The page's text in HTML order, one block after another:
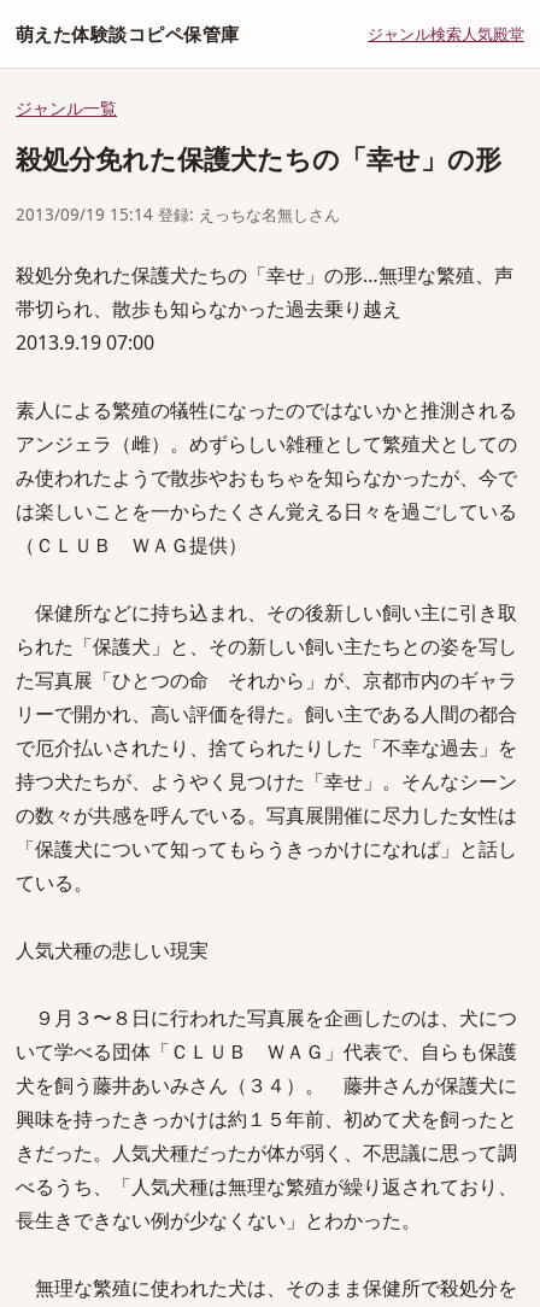
萌えた体験談コピペ保管庫 ジャンル検索人気殿堂
ジャンル一覧
殺処分免れた保護犬たちの「幸せ」の形
2013/09/19 15:14 登録: えっちな名無しさん
殺処分免れた保護犬たちの「幸せ」の形…無理な繁殖、声
帯切られ、散歩も知らなかった過去乗り越え
2013.9.19 07:00
素人による繁殖の犠牲になったのではないかと推測される
アンジェラ（雌）。めずらしい雑種として繁殖犬としての
み使われたようで散歩やおもちゃを知らなかったが、今で
は楽しいことを一からたくさん覚える日々を過ごしている
（ＣＬＵＢ ＷＡＧ提供）
保健所などに持ち込まれ、その後新しい飼い主に引き取
られた「保護犬」と、その新しい飼い主たちとの姿を写し
た写真展「ひとつの命 それから」が、京都市内のギャラ
リーで開かれ、高い評価を得た。飼い主である人間の都合
で厄介払いされたり、捨てられたりした「不幸な過去」を
持つ犬たちが、ようやく見つけた「幸せ」。そんなシーン
の数々が共感を呼んでいる。写真展開催に尽力した女性は
「保護犬について知ってもらうきっかけになれば」と話し
ている。
人気犬種の悲しい現実
９月３〜８日に行われた写真展を企画したのは、犬につ
いて学べる団体「ＣＬＵＢ ＷＡＧ」代表で、自らも保護
犬を飼う藤井あいみさん（３４）。 藤井さんが保護犬に
興味を持ったきっかけは約１５年前、初めて犬を飼ったと
きだった。人気犬種だったが体が弱く、不思議に思って調
べるうち、「人気犬種は無理な繁殖が繰り返されており、
長生きできない例が少なくない」とわかった。
無理な繁殖に使われた犬は、そのまま保健所で殺処分を